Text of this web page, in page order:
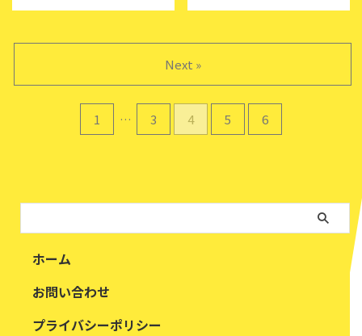
1 … 3 4 5 6
Next »
ホーム
お問い合わせ
プライバシーポリシー